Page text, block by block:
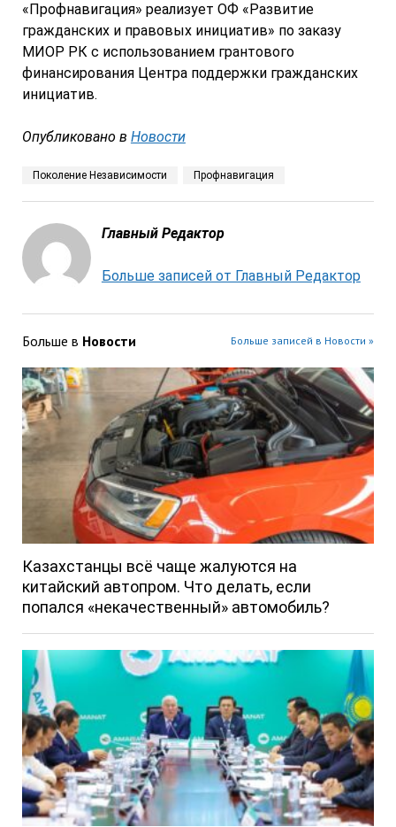
«Профнавигация» реализует ОФ «Развитие
гражданских и правовых инициатив» по заказу
МИОР РК с использованием грантового
финансирования Центра поддержки гражданских
инициатив.
Опубликовано в Новости
Поколение Независимости Профнавигация
Главный Редактор
Больше записей от Главный Редактор
Больше в Новости Больше записей в Новости »
Казахстанцы всё чаще жалуются на
китайский автопром. Что делать, если
попался «некачественный» автомобиль?